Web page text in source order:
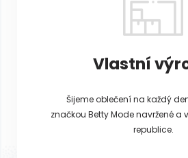
Vlastní
Šijeme oblečení na každý
značkou Betty Mode navržené a
republice.